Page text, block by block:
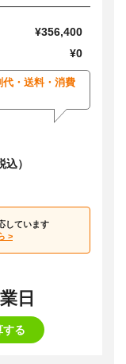
¥356,400
¥0
・送料・消費
込）
しています
>
日
する